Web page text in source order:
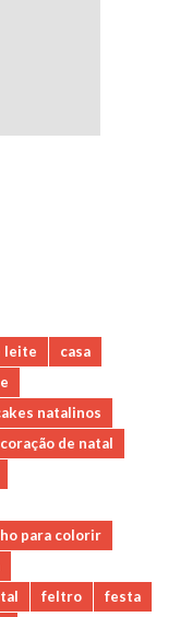
leite
casa
natalinos
de natal
para colorir
feltro
festa